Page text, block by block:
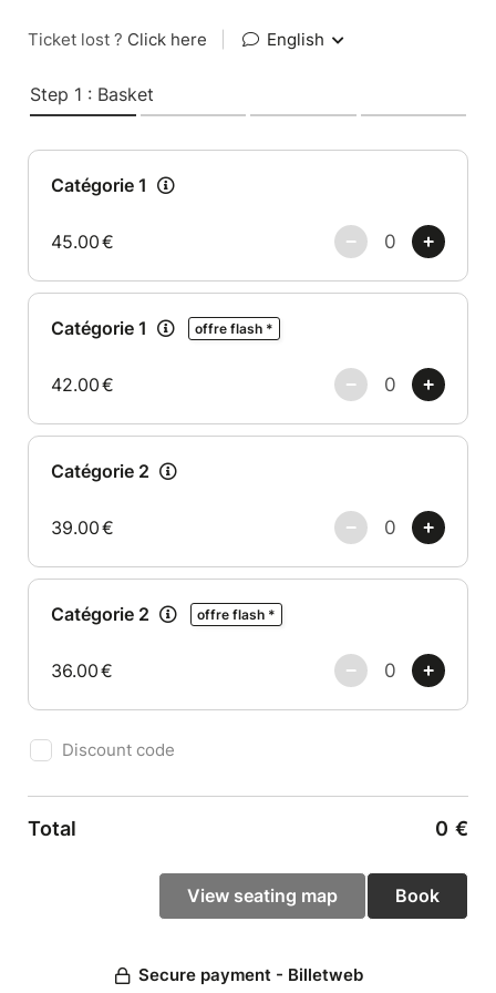
Ticket lost ? Click here English
Step 1 : Basket
Catégorie 1
45.00€
Catégorie 1 offre flash *
42.00€
Catégorie 2
39.00€
Catégorie 2 offre flash *
36.00€
Discount code
Total 0 €
Secure payment - Billetweb